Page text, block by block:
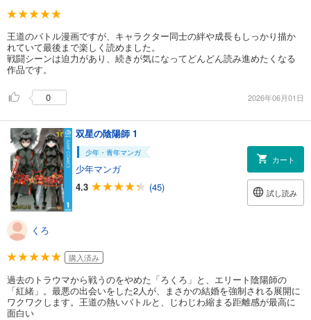
王道のバトル漫画ですが、キャラクター同士の絆や成長もしっかり描か
れていて最後まで楽しく読めました。
戦闘シーンは迫力があり、続きが気になってどんどん読み進めたくなる
作品です。
0 2026年06月01日
双星の陰陽師 1
少年・青年マンガ
少年マンガ
4.3
(45)
カート
試し読み
くろ
購入済み
過去のトラウマから戦うのをやめた「ろくろ」と、エリート陰陽師の
「紅緒」。最悪の出会いをした2人が、まさかの結婚を強制される展開に
ワクワクします。王道の熱いバトルと、じわじわ縮まる距離感が最高に
面白い